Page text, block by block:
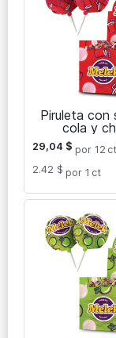
Piruleta con
cola y
29,04 $ por 12 ct
2.42 $ por 1 ct